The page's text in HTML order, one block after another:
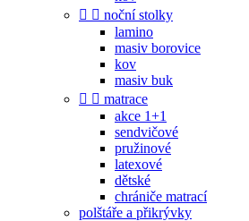
  noční stolky
lamino
masiv borovice
kov
masiv buk
  matrace
akce 1+1
sendvičové
pružinové
latexové
dětské
chrániče matrací
polštáře a přikrývky